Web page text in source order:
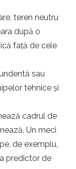
teren neutru
după o
față de cele
sau
tehnice și
cadrul de
Un meci
de exemplu,
predictor de